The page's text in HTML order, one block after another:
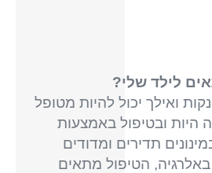
לילד שלי?
ואילך יכול להיות מטופל
היות ובטיפול באמצעות
תדירים ומדודים
באלרגיה, הטיפול מתאים